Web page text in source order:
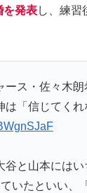
を発表し、練習
ース・佐々木
「信じてくれ
谷と山本には
いたといい、